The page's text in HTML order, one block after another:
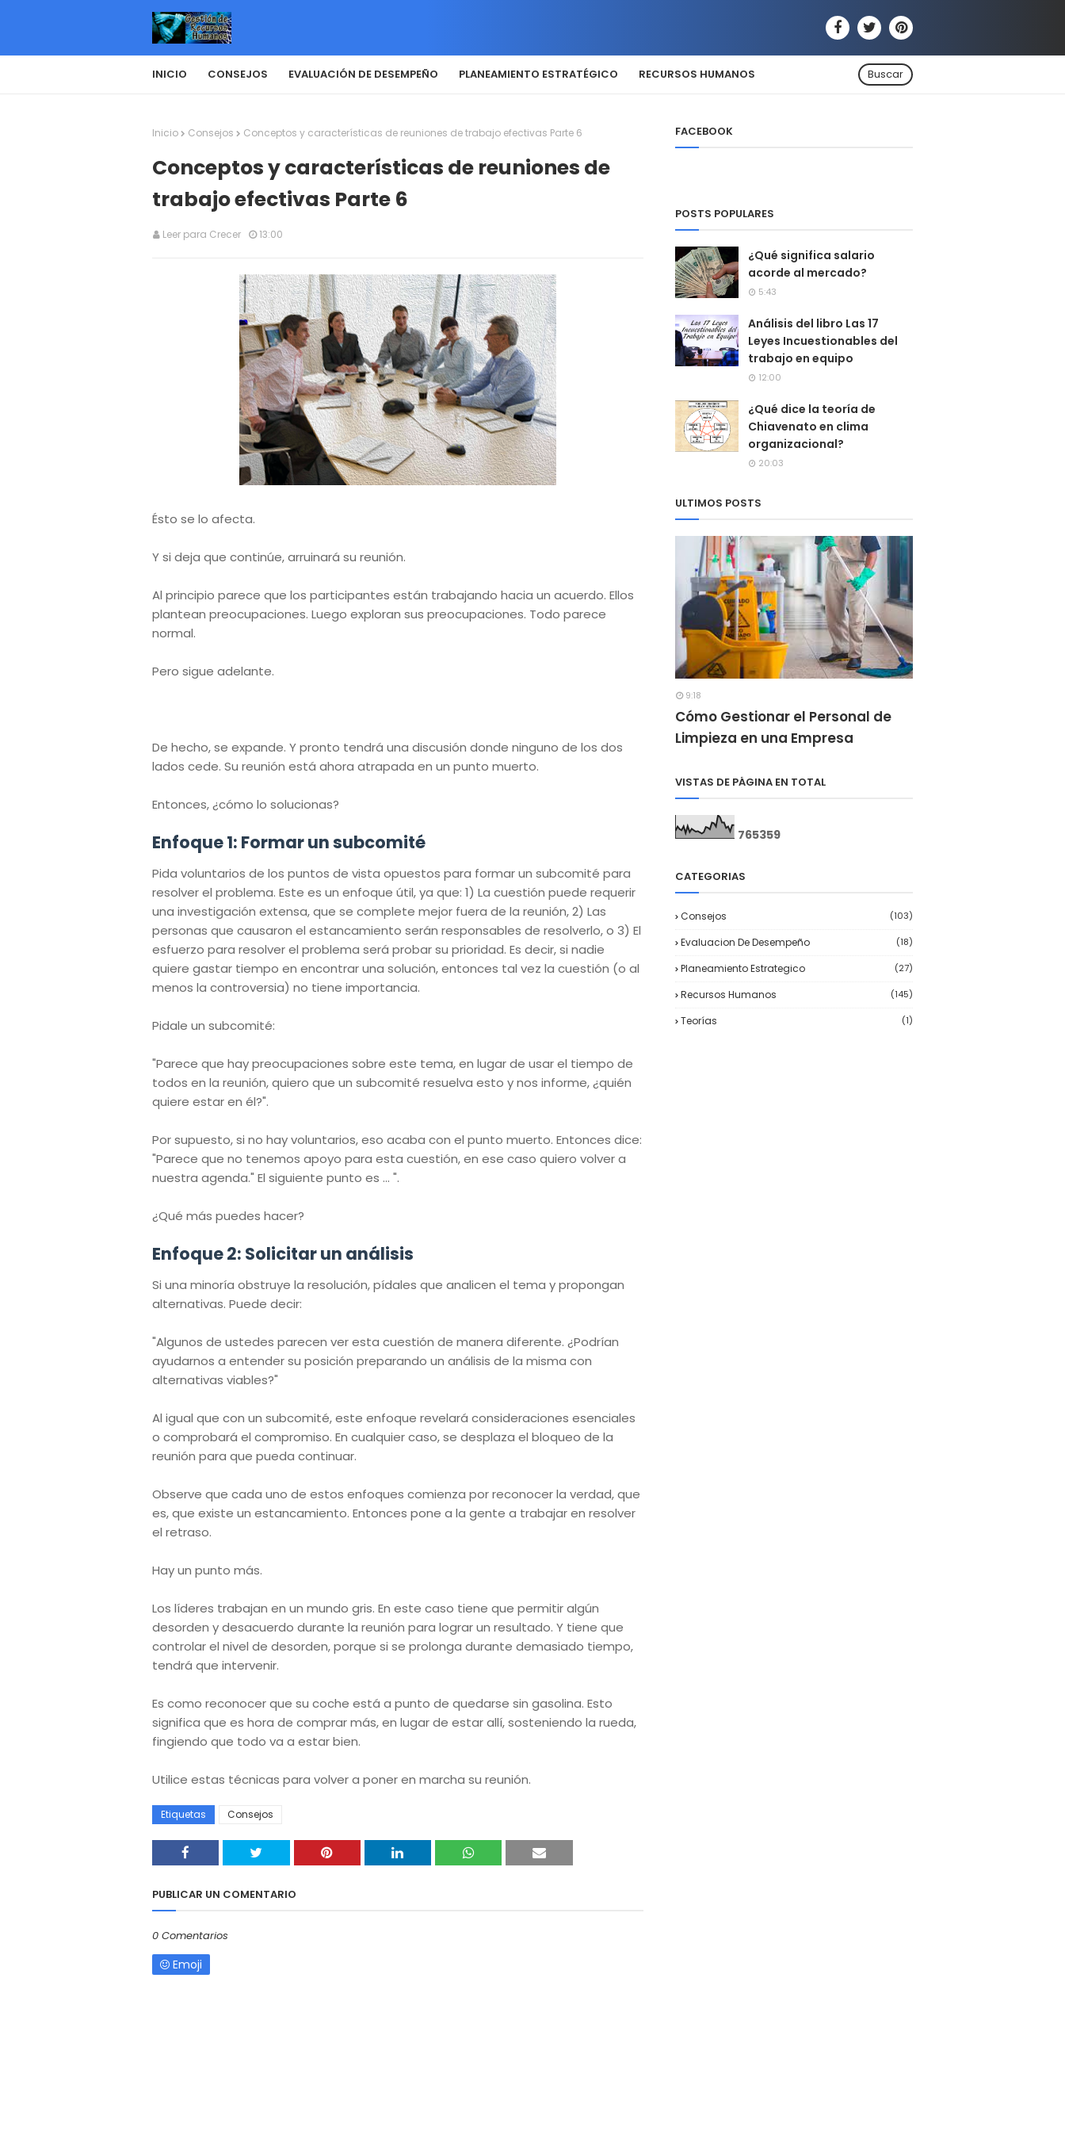
INICIO CONSEJOS EVALUACIÓN DE DESEMPEÑO PLANEAMIENTO ESTRATÉGICO RECURSOS HUMANOS Buscar
Inicio Consejos Conceptos y características de reuniones de trabajo efectivas Parte 6
Conceptos y características de reuniones de
trabajo efectivas Parte 6
Leer para Crecer 13:00
Ésto se lo afecta.
Y si deja que continúe, arruinará su reunión.
Al principio parece que los participantes están trabajando hacia un acuerdo. Ellos
plantean preocupaciones. Luego exploran sus preocupaciones. Todo parece
normal.
Pero sigue adelante.
De hecho, se expande. Y pronto tendrá una discusión donde ninguno de los dos
lados cede. Su reunión está ahora atrapada en un punto muerto.
Entonces, ¿cómo lo solucionas?
Enfoque 1: Formar un subcomité
Pida voluntarios de los puntos de vista opuestos para formar un subcomité para
resolver el problema. Este es un enfoque útil, ya que: 1) La cuestión puede requerir
una investigación extensa, que se complete mejor fuera de la reunión, 2) Las
personas que causaron el estancamiento serán responsables de resolverlo, o 3) El
esfuerzo para resolver el problema será probar su prioridad. Es decir, si nadie
quiere gastar tiempo en encontrar una solución, entonces tal vez la cuestión (o al
menos la controversia) no tiene importancia.
Pidale un subcomité:
"Parece que hay preocupaciones sobre este tema, en lugar de usar el tiempo de
todos en la reunión, quiero que un subcomité resuelva esto y nos informe, ¿quién
quiere estar en él?".
Por supuesto, si no hay voluntarios, eso acaba con el punto muerto. Entonces dice:
"Parece que no tenemos apoyo para esta cuestión, en ese caso quiero volver a
nuestra agenda." El siguiente punto es ... ".
¿Qué más puedes hacer?
Enfoque 2: Solicitar un análisis
Si una minoría obstruye la resolución, pídales que analicen el tema y propongan
alternativas. Puede decir:
"Algunos de ustedes parecen ver esta cuestión de manera diferente. ¿Podrían
ayudarnos a entender su posición preparando un análisis de la misma con
alternativas viables?"
Al igual que con un subcomité, este enfoque revelará consideraciones esenciales
o comprobará el compromiso. En cualquier caso, se desplaza el bloqueo de la
reunión para que pueda continuar.
Observe que cada uno de estos enfoques comienza por reconocer la verdad, que
es, que existe un estancamiento. Entonces pone a la gente a trabajar en resolver
el retraso.
Hay un punto más.
Los líderes trabajan en un mundo gris. En este caso tiene que permitir algún
desorden y desacuerdo durante la reunión para lograr un resultado. Y tiene que
controlar el nivel de desorden, porque si se prolonga durante demasiado tiempo,
tendrá que intervenir.
Es como reconocer que su coche está a punto de quedarse sin gasolina. Esto
significa que es hora de comprar más, en lugar de estar allí, sosteniendo la rueda,
fingiendo que todo va a estar bien.
Utilice estas técnicas para volver a poner en marcha su reunión.
Etiquetas Consejos
PUBLICAR UN COMENTARIO
0 Comentarios
Emoji
FACEBOOK
POSTS POPULARES
¿Qué significa salario
acorde al mercado?
5:43
Análisis del libro Las 17
Leyes Incuestionables del
trabajo en equipo
12:00
¿Qué dice la teoría de
Chiavenato en clima
organizacional?
20:03
ULTIMOS POSTS
9:18
Cómo Gestionar el Personal de
Limpieza en una Empresa
VISTAS DE PÁGINA EN TOTAL
765359
CATEGORIAS
Consejos (103)
Evaluacion De Desempeño (18)
Planeamiento Estrategico (27)
Recursos Humanos (145)
Teorías (1)